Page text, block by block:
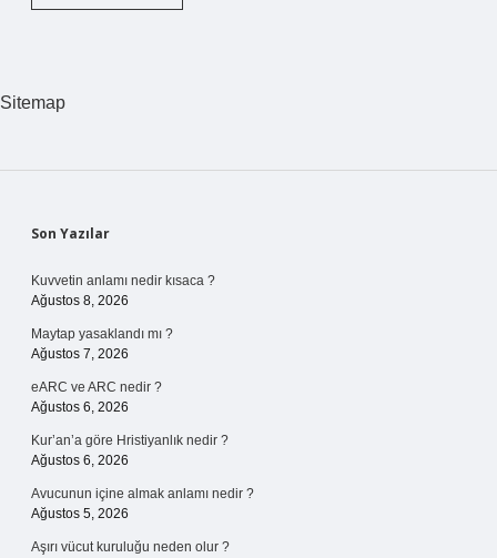
Telefon
Sitemap
Sidebar
Son Yazılar
Kuvvetin anlamı nedir kısaca ?
Ağustos 8, 2026
Maytap yasaklandı mı ?
Ağustos 7, 2026
eARC ve ARC nedir ?
Ağustos 6, 2026
Kur’an’a göre Hristiyanlık nedir ?
Ağustos 6, 2026
Avucunun içine almak anlamı nedir ?
Ağustos 5, 2026
Aşırı vücut kuruluğu neden olur ?